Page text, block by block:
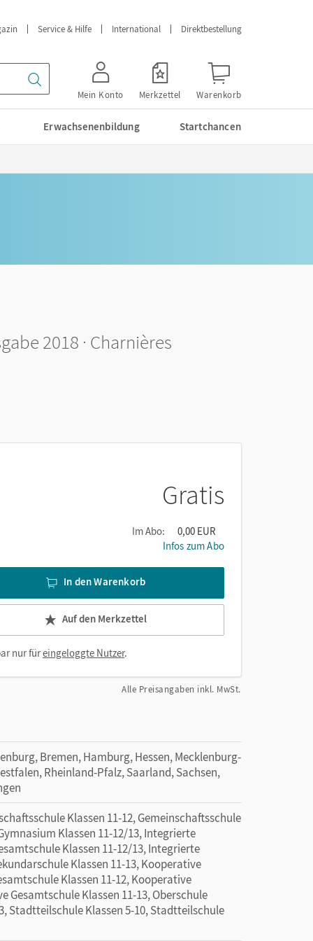
Service & Hilfe International Direktbestellung
Mein Konto Merkzettel Warenkorb
Erwachsenenbildung Startchancen
2018 · Charnières
Gratis
Im Abo:
0,00 EUR
Infos zum Abo
In den Warenkorb
Auf den Merkzettel
nur füreingeloggte Nutzer.
Alle Preisangaben inkl. MwSt.
Bremen, Hamburg, Hessen, Mecklenburg-
Rheinland-Pfalz, Saarland, Sachsen,
Klassen 11-12, Gemeinschaftsschule
Klassen 11-12/13, Integrierte
Klassen 11-12/13, Integrierte
Klassen 11-13, Kooperative
Klassen 11-12, Kooperative
Gesamtschule Klassen 11-13, Oberschule
Stadtteilschule Klassen 5-10, Stadtteilschule